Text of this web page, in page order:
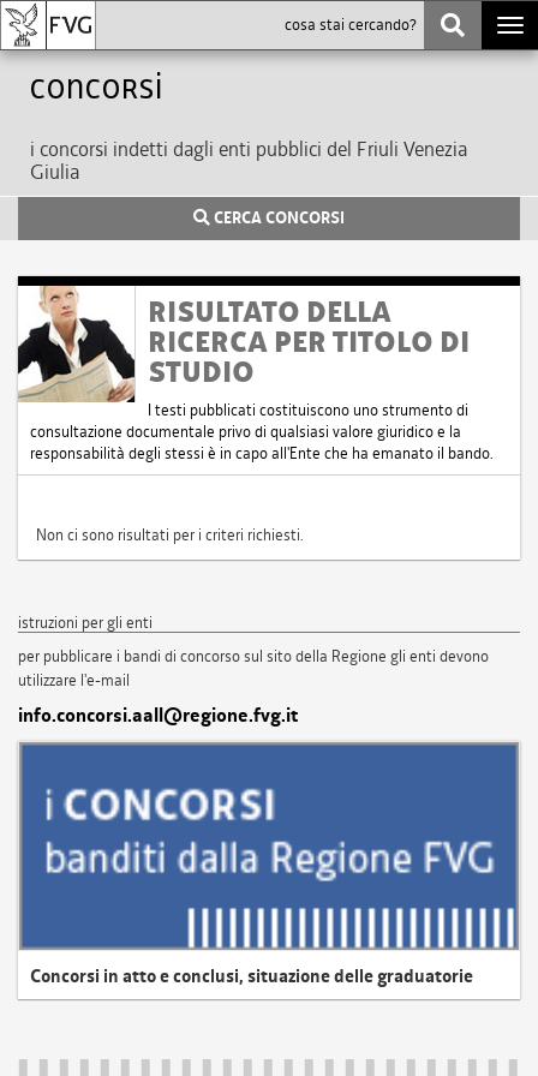
Concorsi
i concorsi indetti dagli enti pubblici del Friuli Venezia
Giulia
CERCA CONCORSI
RISULTATO DELLA
RICERCA PER TITOLO DI
STUDIO
I testi pubblicati costituiscono uno strumento di
consultazione documentale privo di qualsiasi valore giuridico e la
responsabilità degli stessi è in capo all'Ente che ha emanato il bando.
Non ci sono risultati per i criteri richiesti.
istruzioni per gli enti
per pubblicare i bandi di concorso sul sito della Regione gli enti devono
utilizzare l'e-mail
info.concorsi.aall@regione.fvg.it
Concorsi in atto e conclusi, situazione delle graduatorie